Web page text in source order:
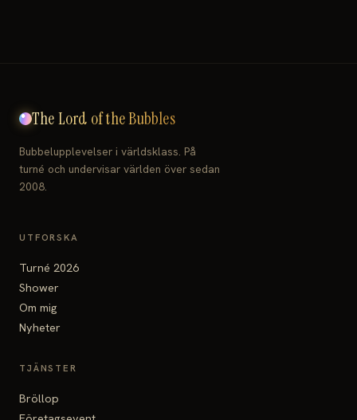
The Lord of the Bubbles
Bubbelupplevelser i världsklass. På
turné och undervisar världen över sedan
2008.
UTFORSKA
Turné 2026
Shower
Om mig
Nyheter
TJÄNSTER
Bröllop